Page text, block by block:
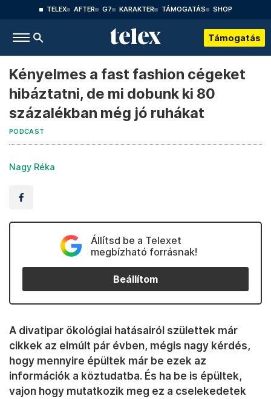
TELEX AFTER G7 KARAKTER TÁMOGATÁS SHOP
Támogatás
Kényelmes a fast fashion cégeket
hibáztatni, de mi dobunk ki 80
százalékban még jó ruhákat
PODCAST
Nagy Réka
Állítsd be a Telexet
megbízható forrásnak!
Beállítom
A divatipar ökológiai hatásairól születtek már
cikkek az elmúlt pár évben, mégis nagy kérdés,
hogy mennyire épültek már be ezek az
információk a köztudatba. És ha be is épültek,
vajon hogy mutatkozik meg ez a cselekedetek